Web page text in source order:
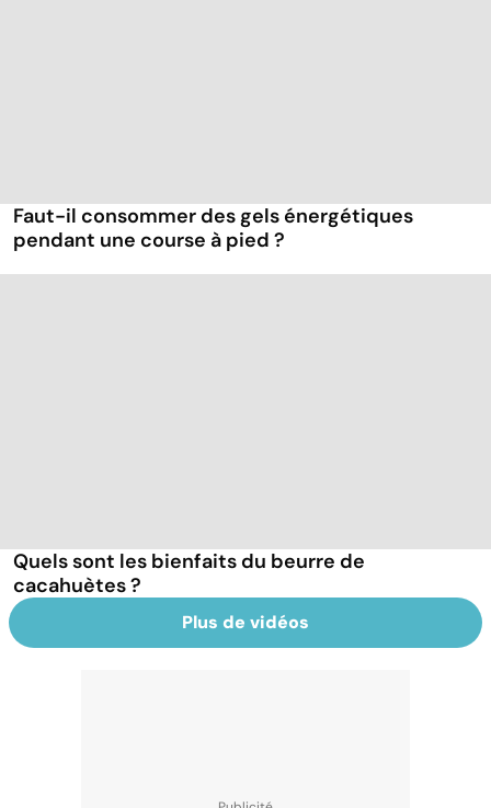
Faut-il consommer des gels énergétiques
pendant une course à pied ?
Quels sont les bienfaits du beurre de
cacahuètes ?
Plus de vidéos